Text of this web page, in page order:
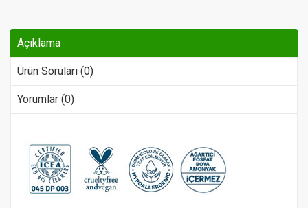
Açıklama
Ürün Soruları (0)
Yorumlar (0)